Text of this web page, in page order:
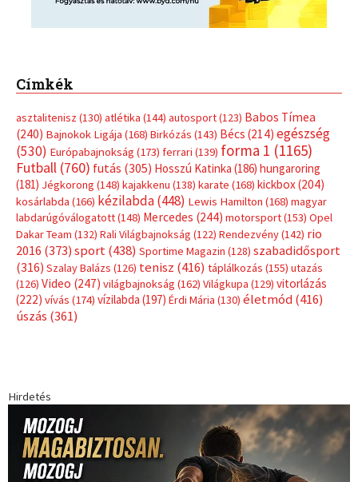
Címkék
asztalitenisz (130) atlétika (144) autosport(123) Babos Tímea
(240) Bajnokok Ligája (168) Birkózás (143) Bécs (214) egészség
(530) Európabajnokság (173) ferrari (139) forma 1 (1165)
Futball (760) futás (305) Hosszú Katinka (186) hungaroring
(181) Jégkorong (148) kajakkenu (138) karate (168) kickbox(204)
kosárlabda (166) kézilabda(448) Lewis Hamilton (168) magyar
labdarúgóválogatott(148) Mercedes (244) motorsport(153) Opel
Dakar Team (132) Rali Világbajnokság (122) Rendezvény(142) rio
2016 (373) sport(438) Sportime Magazin (128) szabadidősport
(316) Szalay Balázs (126) tenisz (416) táplálkozás (155) utazás
(126) Video (247) világbajnokság (162) Világkupa (129) vitorlázás
(222) vívás (174) vízilabda (197) Érdi Mária (130) életmód(416)
úszás (361)
Hirdetés